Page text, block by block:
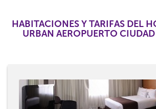
HABITACIONES Y TARIFAS DEL
URBAN AEROPUERTO